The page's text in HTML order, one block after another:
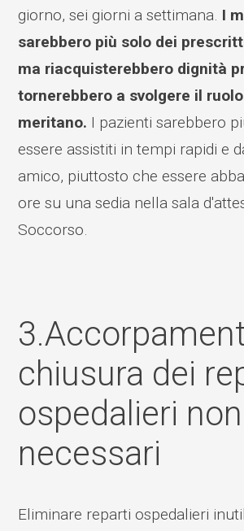
giorno, sei giorni a settimana. I
sarebbero più solo dei
ma riacquisterebbero dignità
tornerebbero a svolgere il
meritano. I pazienti sarebbero
essere assistiti in tempi rapidi e
amico, piuttosto che essere
ore su una sedia nella sala
Soccorso.
chiusura dei
ospedalieri non
necessari
Eliminare reparti ospedalieri